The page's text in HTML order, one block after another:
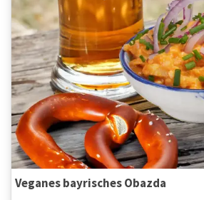
Veganes bayrisches Obazda